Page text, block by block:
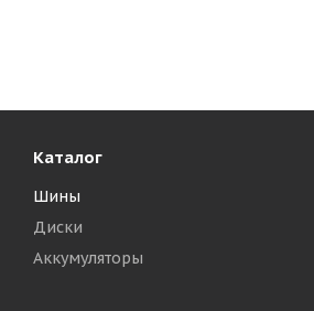
Каталог
Шины
Диски
Аккумуляторы